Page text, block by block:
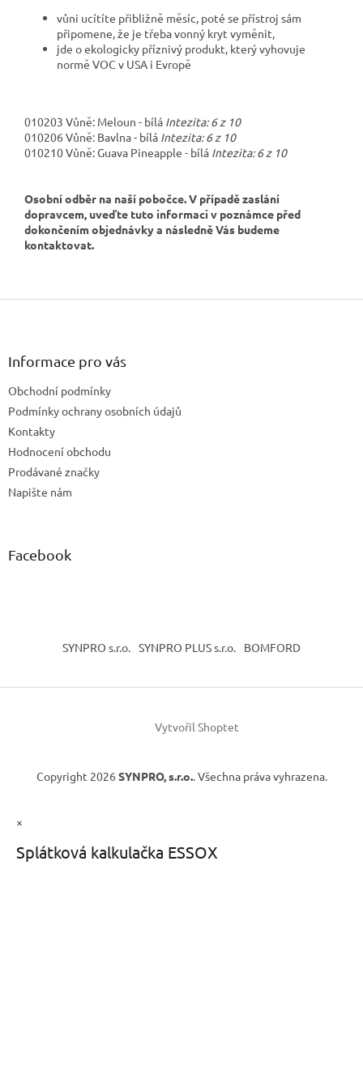
vůni ucítíte přibližně měsíc, poté se přístroj sám
připomene, že je třeba vonný kryt vyměnit,
jde o ekologicky příznivý produkt, který vyhovuje
normě VOC v USA i Evropě
010203 Vůně: Meloun - bílá Intezita: 6 z 10
010206 Vůně: Bavlna - bílá Intezita: 6 z 10
010210Vůně: Guava Pineapple - bílá Intezita: 6 z 10
Osobní odběr na naší pobočce. V případě zaslání
dopravcem, uveďte tuto informaci v poznámce před
dokončením objednávky a následně Vás budeme
kontaktovat.
Z
Informace pro vás
Obchodní podmínky
Podmínky ochrany osobních údajů
Kontakty
Hodnocení obchodu
Prodávané značky
Napište nám
Facebook
SYNPRO s.r.o. SYNPRO PLUS s.r.o. BOMFORD
Vytvořil Shoptet
Copyright 2026 SYNPRO, s.r.o.. Všechna práva vyhrazena.
×
Splátková kalkulačka ESSOX